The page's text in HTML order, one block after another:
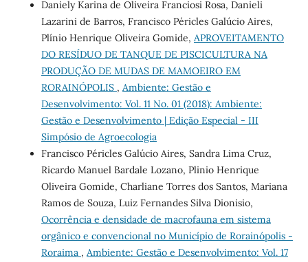
Daniely Karina de Oliveira Franciosi Rosa, Danieli
Lazarini de Barros, Francisco Péricles Galúcio Aires,
Plínio Henrique Oliveira Gomide, APROVEITAMENTO
DO RESÍDUO DE TANQUE DE PISCICULTURA NA
PRODUÇÃO DE MUDAS DE MAMOEIRO EM
RORAINÓPOLIS , Ambiente: Gestão e
Desenvolvimento: Vol. 11 No. 01 (2018): Ambiente:
Gestão e Desenvolvimento | Edição Especial - III
Simpósio de Agroecologia
Francisco Péricles Galúcio Aires, Sandra Lima Cruz,
Ricardo Manuel Bardale Lozano, Plinio Henrique
Oliveira Gomide, Charliane Torres dos Santos, Mariana
Ramos de Souza, Luiz Fernandes Silva Dionisio,
Ocorrência e densidade de macrofauna em sistema
orgânico e convencional no Município de Rorainópolis -
Roraima , Ambiente: Gestão e Desenvolvimento: Vol. 17